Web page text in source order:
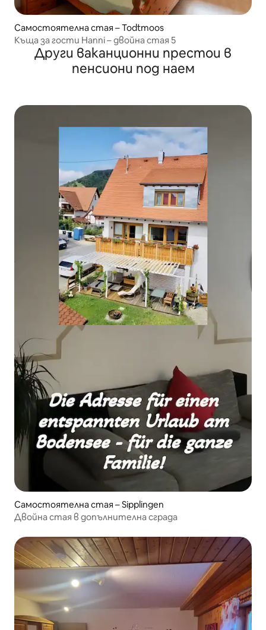
Самостоятелна стая – Todtmoos
Къща за гости Hanni – двойна стая 5
Други ваканционни престои в
пенсиони под наем
Самостоятелна стая – Sipplingen
Двойна стая в допълнителна сграда